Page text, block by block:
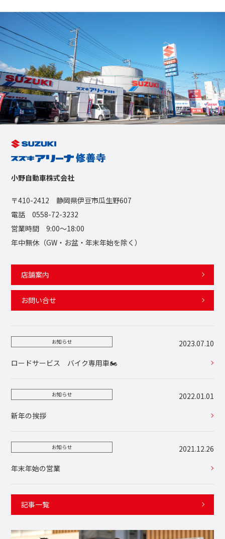
小野自動車株式会社
〒410-2412 静岡県伊豆市瓜生野607
電話 0558-72-3232
営業時間 9:00〜18:00
年中無休（GW・お盆・年末年始を除く）
店舗案内
お問い合せ
お知らせ
2023.07.10
ロードサービス バイク専用車🏍️
お知らせ
2022.01.01
新年の挨拶
お知らせ
2021.12.26
年末年始の営業
記事一覧